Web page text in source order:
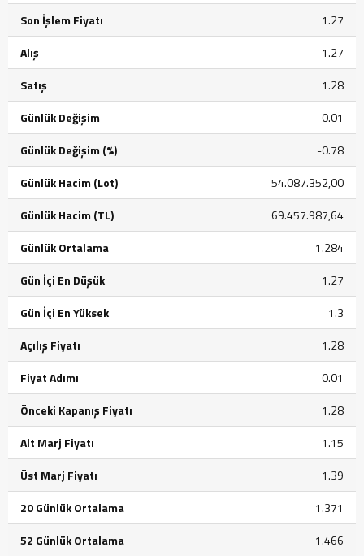
Son İşlem Fiyatı
1.27
Alış
1.27
Satış
1.28
Günlük Değişim
-0.01
Günlük Değişim (%)
-0.78
Günlük Hacim (Lot)
54.087.352,00
Günlük Hacim (TL)
69.457.987,64
Günlük Ortalama
1.284
Gün İçi En Düşük
1.27
Gün İçi En Yüksek
1.3
Açılış Fiyatı
1.28
Fiyat Adımı
0.01
Önceki Kapanış Fiyatı
1.28
Alt Marj Fiyatı
1.15
Üst Marj Fiyatı
1.39
20 Günlük Ortalama
1.371
52 Günlük Ortalama
1.466